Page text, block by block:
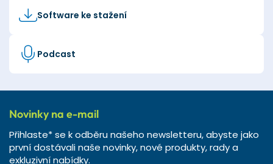
Software ke stažení
Podcast
Novinky na e-mail
Přihlaste* se k odběru našeho newsletteru, abyste jako
první dostávali naše novinky, nové produkty, rady a
exkluzivní nabídky.